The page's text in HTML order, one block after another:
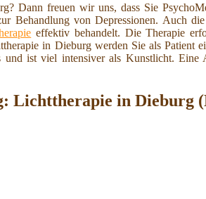
Dann freuen wir uns, dass Sie
Behandlung von Depressionen. Auch
effektiv behandelt. Die Therapie
in Dieburg werden Sie als Patient
und ist viel intensiver als Kunstlicht.
Lichttherapie in Dieburg